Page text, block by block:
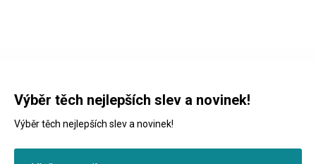
Výběr těch nejlepších slev a novinek!
Výběr těch nejlepších slev a novinek!